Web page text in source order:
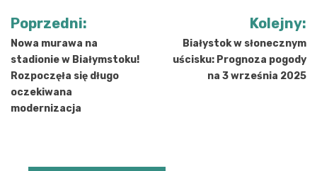
Nawigacja
wpisu
Poprzedni:
Nowa murawa na
stadionie w Białymstoku!
Rozpoczęła się długo
oczekiwana
modernizacja
Kolejny:
Białystok w słonecznym
uścisku: Prognoza pogody
na 3 września 2025